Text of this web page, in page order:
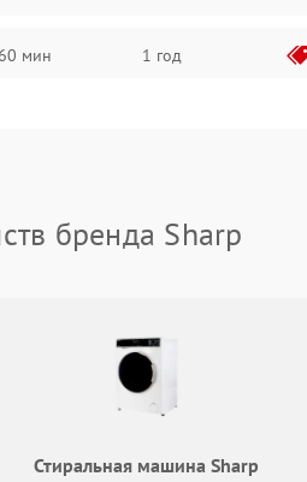
60 мин 1 год
бренда Sharp
Стиральная машина Sharp